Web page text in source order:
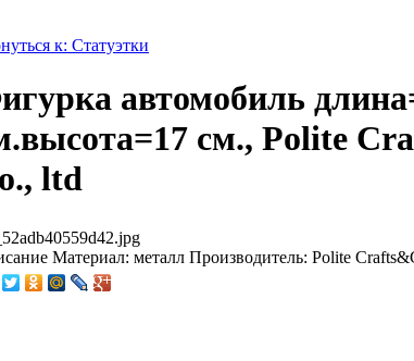
к: Статуэтки
автомобиль
см., Polite
ltd
Материал: металл Производитель: Polite